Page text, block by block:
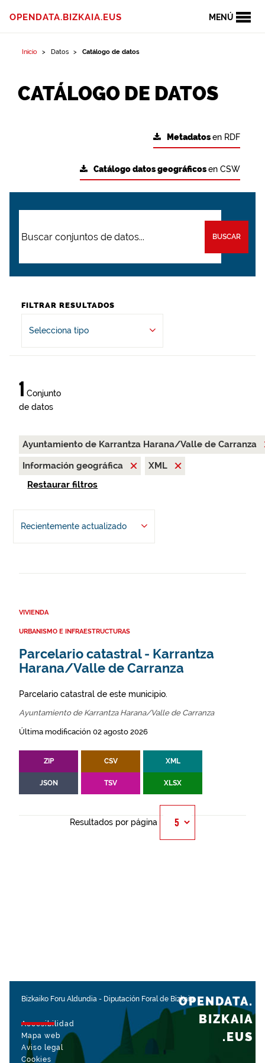
MENÚ
OPENDATA.BIZKAIA.EUS
Inicio Datos Catálogo de datos
CATÁLOGO DE DATOS
Metadatosen RDF
Catálogo datos geográficosen CSW
BUSCAR
FILTRAR RESULTADOS
Selecciona tipo
1 Conjunto
de datos
Ayuntamiento de Karrantza Harana/Valle de Carranza
Información geográfica
XML
Restaurar filtros
Recientemente actualizado
VIVIENDA
URBANISMO E INFRAESTRUCTURAS
Parcelario catastral - Karrantza
Harana/Valle de Carranza
Parcelario catastral de este municipio.
Ayuntamiento de Karrantza Harana/Valle de Carranza
Última modificación 02 agosto 2026
ZIP CSV XML
JSON TSV XLSX
Resultados por página
Bizkaiko Foru Aldundia - Diputación Foral de Bizkaia
Accesibilidad
Mapa web
Aviso legal
Cookies
OPENDATA.
BIZKAIA
.EUS